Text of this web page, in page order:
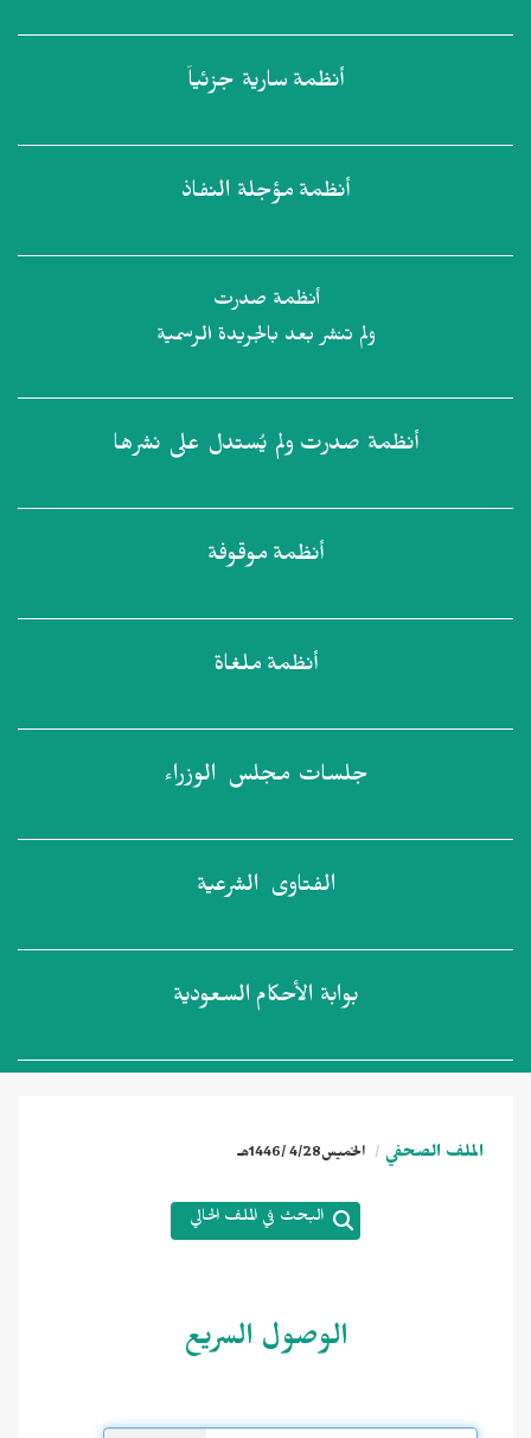
أنظمة سارية جزئياً
أنظمة مؤجلة النفاذ
أنظمة صدرت
ولم تنشر بعد بالجريدة الرسمية
أنظمة صدرت ولم يُستدل على نشرها
أنظمة موقوفة
أنظمة ملغاة
جلسات مجلس الوزراء
الفتاوى الشرعية
بوابة الأحكام السعودية
الملف الصحفي الخميس4/28 /1446هـ
البحث في الملف الحالي
الوصول السريع